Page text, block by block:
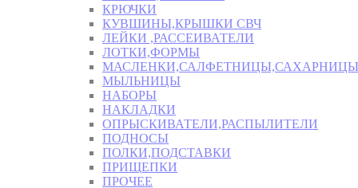
КРЮЧКИ
КУВШИНЫ,КРЫШКИ СВЧ
ЛЕЙКИ ,РАССЕИВАТЕЛИ
ЛОТКИ,ФОРМЫ
МАСЛЕНКИ,САЛФЕТНИЦЫ,САХАРНИЦЫ
МЫЛЬНИЦЫ
НАБОРЫ
НАКЛАДКИ
ОПРЫСКИВАТЕЛИ,РАСПЫЛИТЕЛИ
ПОДНОСЫ
ПОЛКИ,ПОДСТАВКИ
ПРИЩЕПКИ
ПРОЧЕЕ